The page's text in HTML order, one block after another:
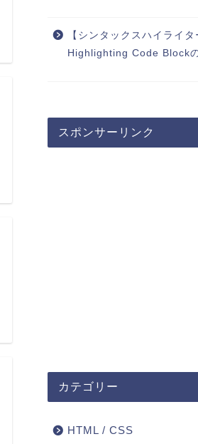
【シンタックスハイライタ
Highlighting Code Block
スポンサーリンク
カテゴリー
HTML / CSS